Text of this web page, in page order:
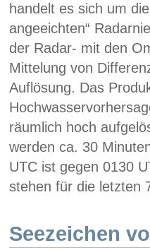
handelt es sich um
angeeichten“
der Radar- mit den
Mittelung von
Auflösung. Das
räumlich hoch
werden ca. 30
UTC ist gegen 0130
stehen für die letzten
Seezeichen